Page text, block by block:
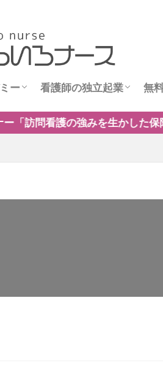
ー 看護師の独立起業
看護師独立インタビュー
無
営
訪
訪
た保険外・自費サービスの新